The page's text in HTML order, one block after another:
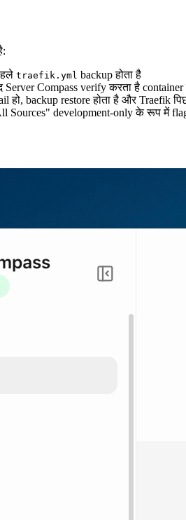
traefik.yml backup होता है
Compass verify करता है container
backup restore होता है और Traefik
Sources" development-only के रूप में